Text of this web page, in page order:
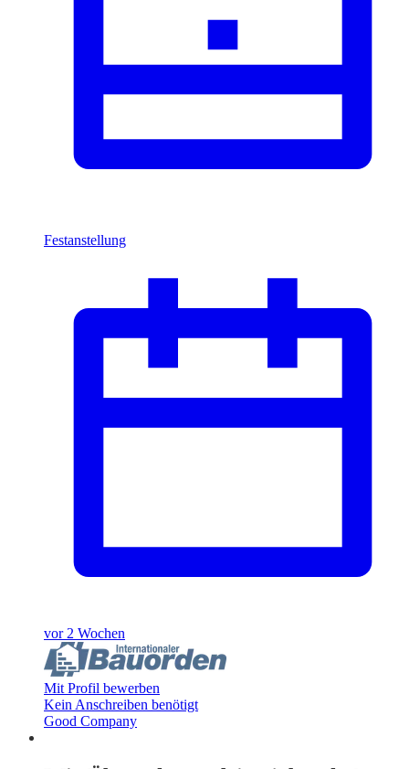
Festanstellung
vor 2 Wochen
Mit Profil bewerben
Kein Anschreiben benötigt
Good Company